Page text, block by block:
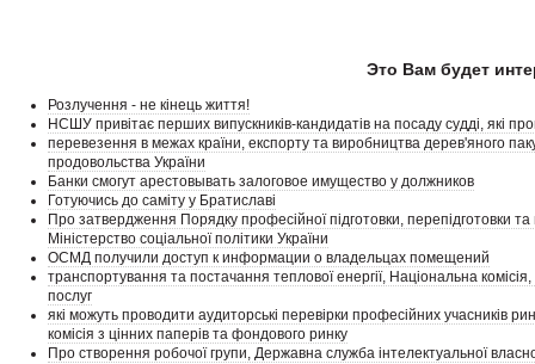
Это Вам будет
Розлучення - не кінець життя!
НСШУ привітає перших випускників-кандидатів на посаду судді, які
перевезення в межах країни, експорту та виробництва дерев'яного
продовольства України
Банки смогут арестовывать залоговое имущество у должников
Готуючись до саміту у Братиславі
Про затвердження Порядку професійної підготовки, перепідготовки
Міністерство соціальної політики України
ОСМД получили доступ к информации о владельцах помещений
транспортування та постачання теплової енергії, Національна
послуг
які можуть проводити аудиторські перевірки професійних учасників
комісія з цінних паперів та фондового ринку
Про створення робочої групи, Державна служба інтелектуальної